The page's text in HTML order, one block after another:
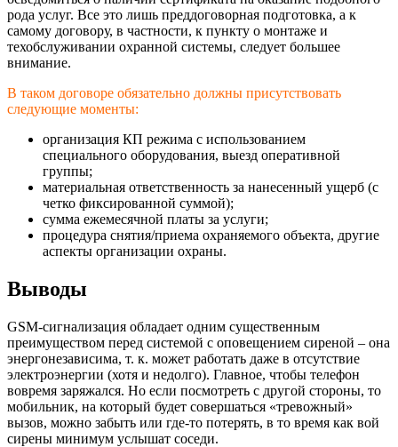
рода услуг. Все это лишь преддоговорная подготовка, а к
самому договору, в частности, к пункту о монтаже и
техобслуживании охранной системы, следует большее
внимание.
В таком договоре обязательно должны присутствовать
следующие моменты:
организация КП режима с использованием
специального оборудования, выезд оперативной
группы;
материальная ответственность за нанесенный ущерб (с
четко фиксированной суммой);
сумма ежемесячной платы за услуги;
процедура снятия/приема охраняемого объекта, другие
аспекты организации охраны.
Выводы
GSМ-сигнализация обладает одним существенным
преимуществом перед системой с оповещением сиреной – она
энергонезависима, т. к. может работать даже в отсутствие
электроэнергии (хотя и недолго). Главное, чтобы телефон
вовремя заряжался. Но если посмотреть с другой стороны, то
мобильник, на который будет совершаться «тревожный»
вызов, можно забыть или где-то потерять, в то время как вой
сирены минимум услышат соседи.